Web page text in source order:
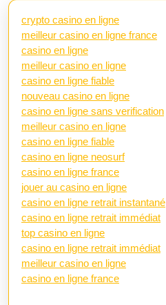
crypto casino en ligne
meilleur casino en ligne france
casino en ligne
meilleur casino en ligne
casino en ligne fiable
nouveau casino en ligne
casino en ligne sans verification
meilleur casino en ligne
casino en ligne fiable
casino en ligne neosurf
casino en ligne france
jouer au casino en ligne
casino en ligne retrait instantané
casino en ligne retrait immédiat
top casino en ligne
casino en ligne retrait immédiat
meilleur casino en ligne
casino en ligne france